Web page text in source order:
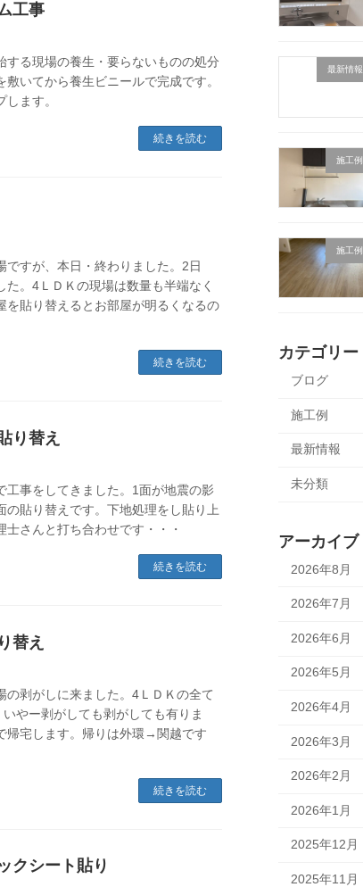
工事
する現場の養生・要らないものの処分
いてから養生ビニールで完成です。
ます。
続きを読む
ですが、本日・終わりました。2日
。4ＬＤＫの現場は数量も半端なく
を貼り替えるとお部屋が明るくなるの
続きを読む
り替え
工事をしてきました。1面が地震の影
貼り替えです。下地処理をし貼り上
さんと打ち合わせです・・・
続きを読む
替え
剥がしに来ました。4ＬＤＫの全て
やー剥がしても剥がしても有りま
帰宅します。帰りは外環→関越です
続きを読む
クシート貼り
最新情報
施工例
施工例
カテゴリー
ブログ
施工例
最新情報
未分類
アーカイブ
2026年8月
2026年7月
2026年6月
2026年5月
2026年4月
2026年3月
2026年2月
2026年1月
2025年12月
2025年11月